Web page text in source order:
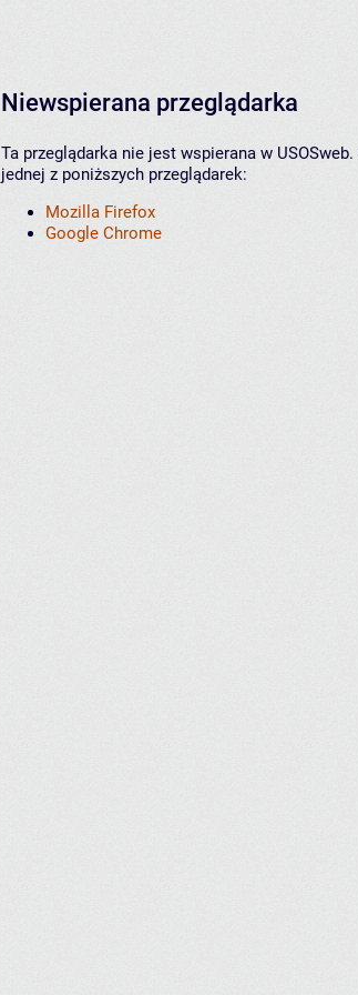
Niewspierana przeglądarka
Ta przeglądarka nie jest wspierana w
jednej z poniższych przeglądarek:
Mozilla Firefox
Google Chrome